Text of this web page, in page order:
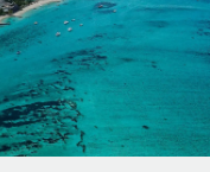
voor je team
op maat